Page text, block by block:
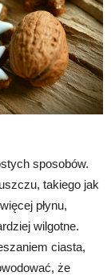
sposobów.
takiego jak
płynu,
wilgotne.
ciasta,
że